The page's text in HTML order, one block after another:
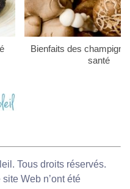
Bienfaits des
santé
Tous droits réservés.
Web n’ont été